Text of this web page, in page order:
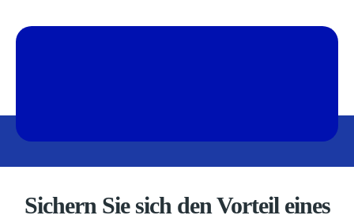
Sichern Sie sich den Vorteil eines